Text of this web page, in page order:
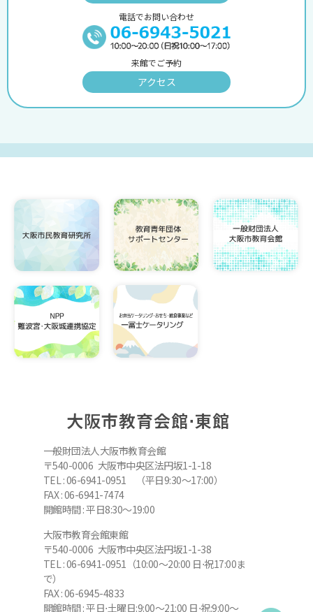
電話でお問い合わせ
来館でご予約
アクセス
大阪市教育会館⋅東館
一般財団法人大阪市教育会館
〒540-0006 大阪市中央区法円坂1-1-18
TEL : 06-6941-0951 （平日9:30～17:00）
FAX : 06-6941-7474
開館時間 : 平日8:30～19:00
大阪市教育会館東館
〒540-0006 大阪市中央区法円坂1-1-38
TEL : 06-6941-0951（10:00～20:00 日⋅祝17:00ま
で）
FAX : 06-6945-4833
開館時間 : 平日⋅土曜日:9:00～21:00 日⋅祝:9:00～